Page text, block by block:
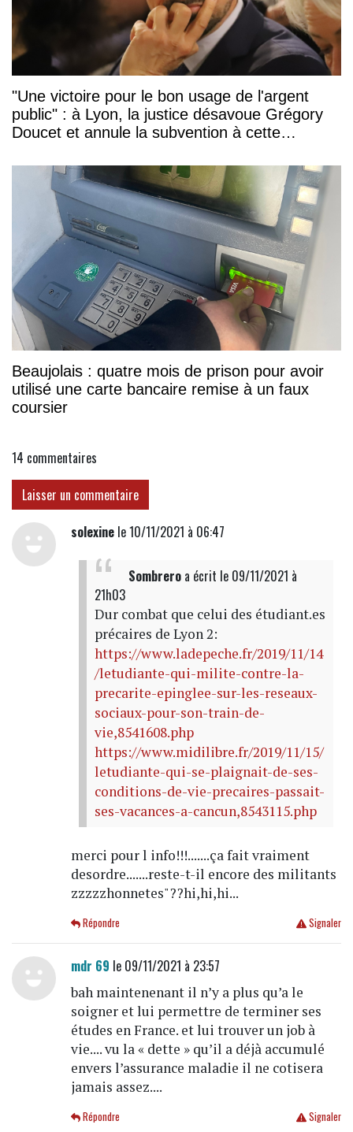
"Une victoire pour le bon usage de l'argent
public" : à Lyon, la justice désavoue Grégory
Doucet et annule la subvention à cette
Beaujolais : quatre mois de prison pour avoir
utilisé une carte bancaire remise à un faux
coursier
14 commentaires
Laisser un commentaire
solexinele 10/11/2021 à 06:47
Sombreroa écrit le 09/11/2021 à
21h03
Dur combat que celui des étudiant.es
précaires de Lyon 2:
https://www.ladepeche.fr/2019/11/14
/letudiante-qui-milite-contre-la-
precarite-epinglee-sur-les-reseaux-
sociaux-pour-son-train-de-
vie,8541608.php
https://www.midilibre.fr/2019/11/15/
letudiante-qui-se-plaignait-de-ses-
conditions-de-vie-precaires-passait-
ses-vacances-a-cancun,8543115.php
merci pour l info!!!.......ça fait vraiment
desordre.......reste-t-il encore des militants
zzzzzhonnetes"??hi,hi,hi...
Signaler
Répondre
mdr 69 le 09/11/2021 à 23:57
bah maintenenant il n’y a plus qu’a le
soigner et lui permettre de terminer ses
études en France. et lui trouver un job à
vie.... vu la « dette » qu’il a déjà accumulé
envers l’assurance maladie il ne cotisera
jamais assez....
Signaler
Répondre